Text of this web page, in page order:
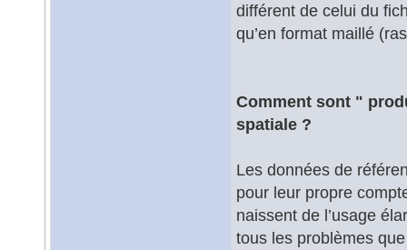
différent de celui du
qu’en format maillé
Comment sont "
spatiale ?
Les données de
pour leur propre
naissent de l’usage
tous les problèmes